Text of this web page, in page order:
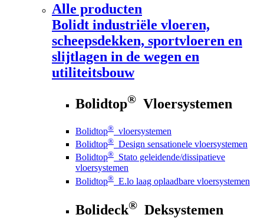
Alle producten
Bolidt industriële vloeren,
scheepsdekken, sportvloeren en
slijtlagen in de wegen en
utiliteitsbouw
Bolidtop® Vloersystemen
Bolidtop® vloersystemen
Bolidtop® Design sensationele vloersystemen
Bolidtop® Stato geleidende/dissipatieve
vloersystemen
Bolidtop® E.lo laag oplaadbare vloersystemen
Bolideck® Deksystemen